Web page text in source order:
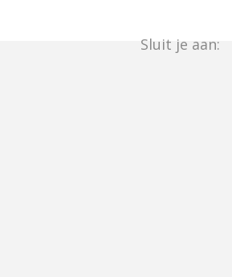
Sluit je aan: